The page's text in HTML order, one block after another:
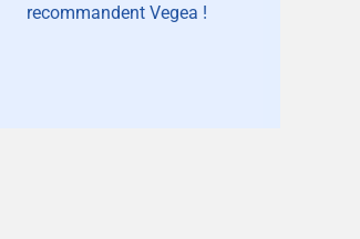
recommandent Vegea !